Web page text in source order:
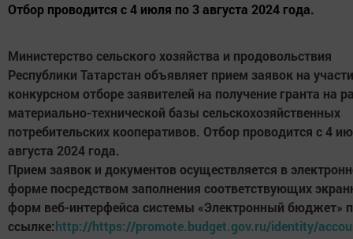
Отбор проводится с 4 июля по 3 августа 2024 года.
Министерство сельского хозяйства и продовольствия
Республики Татарстан объявляет прием заявок на
конкурсном отборе заявителей на получение гранта на
материально-технической базы сельскохозяйственных
потребительских кооперативов. Отбор проводится с 4
августа 2024 года.
Прием заявок и документов осуществляется в
форме посредством заполнения соответствующих
форм веб-интерфейса системы «Электронный бюджет»
ссылке:http://https://promote.budget.gov.ru/identity/